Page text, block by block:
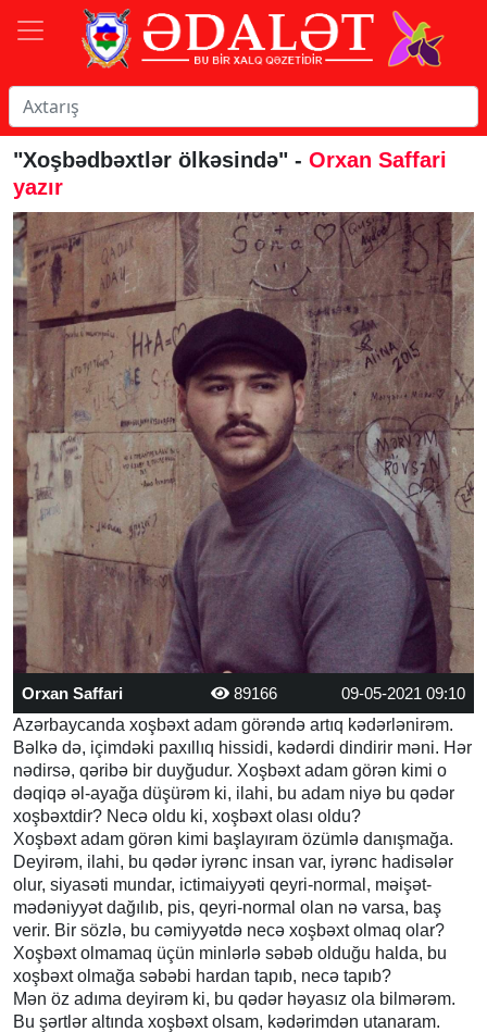
"Xoşbədbəxtlər ölkəsində" - Orxan Saffari
yazır
Orxan Saffari 89166
09-05-2021 09:10
Azərbaycanda xoşbəxt adam görəndə artıq kədərlənirəm.
Bəlkə də, içimdəki paxıllıq hissidi, kədərdi dindirir məni. Hər
nədirsə, qəribə bir duyğudur. Xoşbəxt adam görən kimi o
dəqiqə əl-ayağa düşürəm ki, ilahi, bu adam niyə bu qədər
xoşbəxtdir? Necə oldu ki, xoşbəxt olası oldu?
Xoşbəxt adam görən kimi başlayıram özümlə danışmağa.
Deyirəm, ilahi, bu qədər iyrənc insan var, iyrənc hadisələr
olur, siyasəti mundar, ictimaiyyəti qeyri-normal, məişət-
mədəniyyət dağılıb, pis, qeyri-normal olan nə varsa, baş
verir. Bir sözlə, bu cəmiyyətdə necə xoşbəxt olmaq olar?
Xoşbəxt olmamaq üçün minlərlə səbəb olduğu halda, bu
xoşbəxt olmağa səbəbi hardan tapıb, necə tapıb?
Mən öz adıma deyirəm ki, bu qədər həyasız ola bilmərəm.
Bu şərtlər altında xoşbəxt olsam, kədərimdən utanaram.